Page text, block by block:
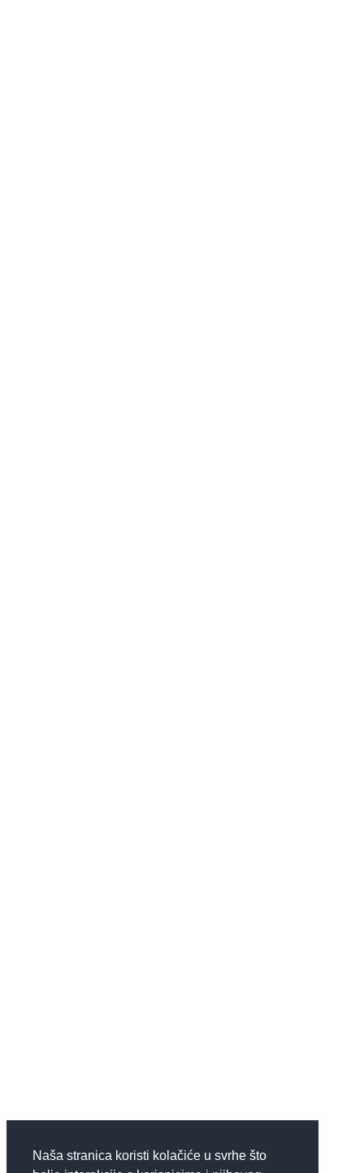
Naša stranica koristi kolačiće u svrhe što